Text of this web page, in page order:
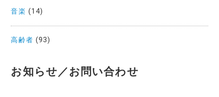
音楽 (14)
高齢者 (93)
お知らせ／お問い合わせ